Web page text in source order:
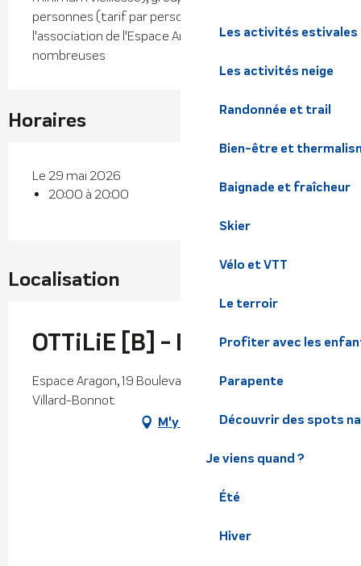
Les activités estivales
Les activités neige
Randonnée et trail
Bien-être et
Baignade et fraîcheur
Skier
Vélo et VTT
Le terroir
Profiter avec les
Parapente
Découvrir des spots
Je viens quand ?
Été
Hiver
personnes (tarif par personne), adhérents de
l'association de l'Espace Aragon, familles
nombreuses
Horaires
Le 29 mai 2026
20:00 à 20:00
Localisation
OTTiLiE [B] - En Boucle
Espace Aragon, 19 Boulevard Jules Ferry, 38190
Villard-Bonnot
M'y rendre